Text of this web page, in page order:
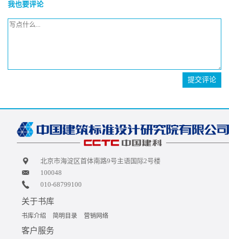
我也要评论
提交评论
北京市海淀区首体南路9号主语国际2号楼
100048
010-68799100
关于书库
书库介绍 简明目录 营销网络
客户服务